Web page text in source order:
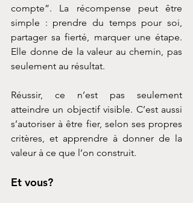
compte”. La récompense peut être
simple : prendre du temps pour soi,
partager sa fierté, marquer une étape.
Elle donne de la valeur au chemin, pas
seulement au résultat.
Réussir, ce n’est pas seulement
atteindre un objectif visible. C’est aussi
s’autoriser à être fier, selon ses propres
critères, et apprendre à donner de la
valeur à ce que l’on construit.
Et vous?